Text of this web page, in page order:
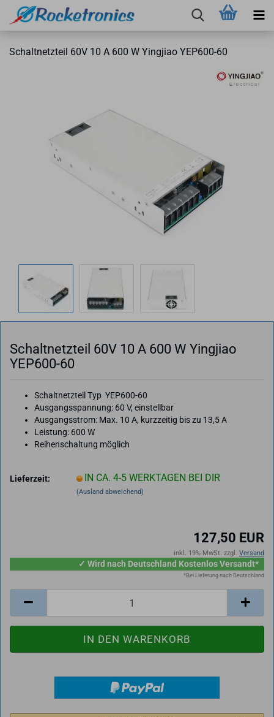
Schalt­netz­teil 60V 10 A 600 W Ying­jiao YEP600-​60
Schalt­netz­teil 60V 10 A 600 W Ying­jiao
YEP600-​60
Schaltnetzteil Typ YEP600-60
Ausgangsspannung: 60 V, einstellbar
Ausgangsstrom: Max. 10 A, kurzzeitig bis zu 13,5 A
Leistung: 600 W
Reihenschaltung möglich
Lieferzeit: IN CA. 4-5 WERKTAGEN BEI DIR
(Ausland abweichend)
127,50 EUR
inkl. 19% MwSt. zzgl. Versand
✓ Wird nach Deutschland Kostenlos Versandt*
*Bei Lieferung nach Deutschland